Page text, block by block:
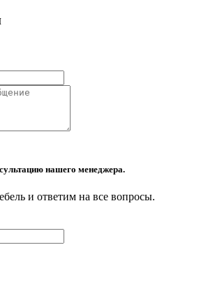
нашего менеджера.
и ответим на все вопросы.